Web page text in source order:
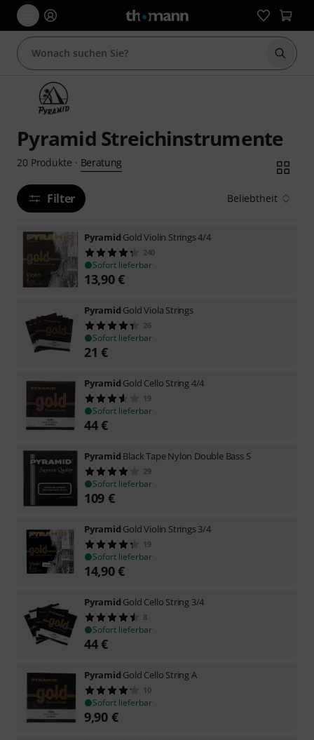
Suche
Pyramid Streichinstrumente
20 Produkte · Beratung
Filter Beliebtheit
Pyramid Gold Violin Strings 4/4
240
Sofort lieferbar
13,90€
Pyramid Gold Viola Strings
26
Sofort lieferbar
21 €
Pyramid Gold Cello String 4/4
19
Sofort lieferbar
44€
Pyramid Black Tape Nylon Double Bass S
29
Sofort lieferbar
109 €
Pyramid Gold Violin Strings 3/4
19
Sofort lieferbar
14,90€
Pyramid Gold Cello String 3/4
8
Sofort lieferbar
44€
Pyramid Gold Cello String A
10
Sofort lieferbar
9,90 €